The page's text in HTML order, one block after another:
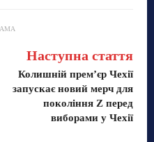
Наступна стаття
Колишній прем’єр Чехії
запускає новий мерч для
покоління Z перед
виборами у Чехії